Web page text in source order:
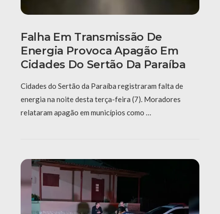
Falha Em Transmissão De
Energia Provoca Apagão Em
Cidades Do Sertão Da Paraíba
Cidades do Sertão da Paraíba registraram falta de
energia na noite desta terça-feira (7). Moradores
relataram apagão em municípios como …